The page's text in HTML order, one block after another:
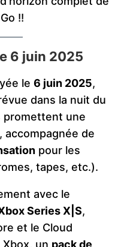
!!
6 juin 2025
le 6 juin 2025,
dans la nuit du
promettent une
accompagnée de
pour les
tapes, etc.).
avec le
Series X|S,
et le Cloud
un pack de